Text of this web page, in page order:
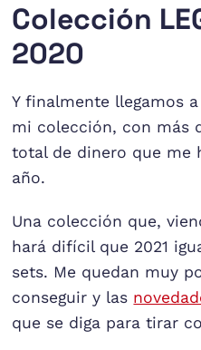
Colección
2020
Y finalmente llegamos
mi colección, con más
total de dinero que me
año.
Una colección que,
hará difícil que 2021
sets. Me quedan muy
conseguir y las
que se diga para tirar